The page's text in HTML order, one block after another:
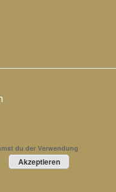
du der Verwendung
Akzeptieren